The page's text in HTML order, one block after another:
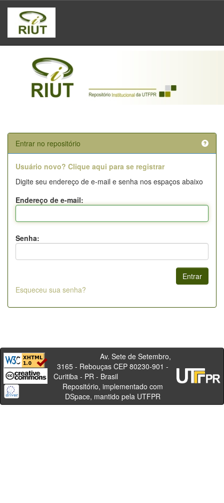
Skip
navigation
Entrar no repositório
Usuário novo? Clique aqui para se registrar
Digite seu endereço de e-mail e senha nos espaços abaixo
Endereço de e-mail:
Senha:
Esqueceu sua senha?
Av. Sete de Setembro,
3165 - Rebouças CEP 80230-901 -
Curitiba - PR - Brasil
Repositório, implementado com
DSpace, mantido pela UTFPR